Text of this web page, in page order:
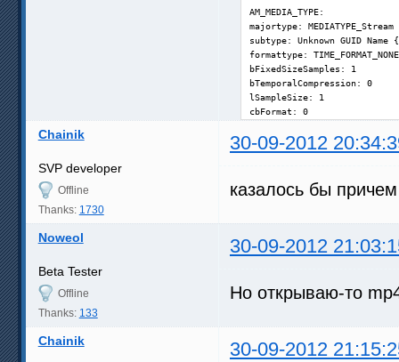
AM_MEDIA_TYPE:
majortype: MEDIATYPE_Stream
subtype: Unknown GUID Name
formattype:
bFixedSizeSamples: 1
bTemporalCompression: 0
lSampleSize: 1
cbFormat: 0
Chainik 30-09-2012
SVP developer
Offline
Thanks: 1730
казалось бы
Noweol 30-09-2012
Beta Tester
Offline
Thanks: 133
Но открываю-то
Chainik 30-09-2012